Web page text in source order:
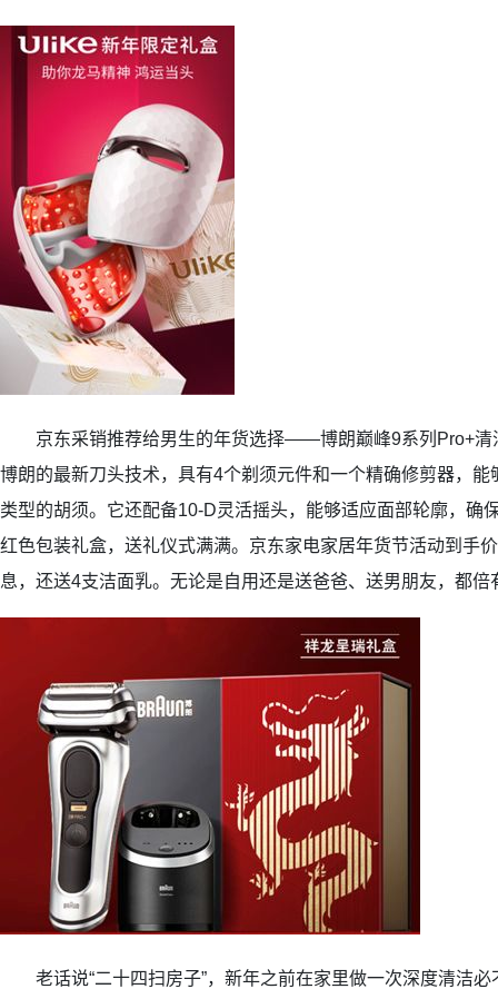
京东采销推荐给男生的年货选择——博朗巅峰9系列Pro+清
博朗的最新刀头技术，具有4个剃须元件和一个精确修剪器，
类型的胡须。它还配备10-D灵活摇头，能够适应面部轮廓，确
红色包装礼盒，送礼仪式满满。京东家电家居年货节活动到手
息，还送4支洁面乳。无论是自用还是送爸爸、送男朋友，都倍
老话说“二十四扫房子”，新年之前在家里做一次深度清洁必